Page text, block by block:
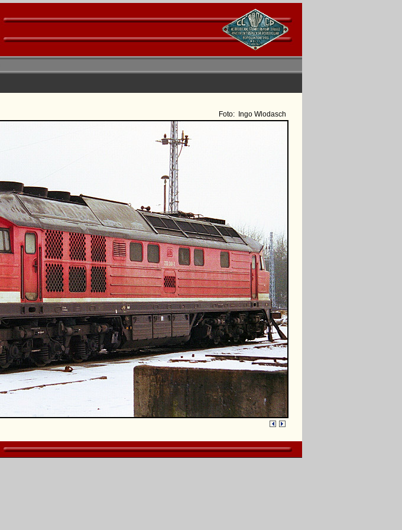
Foto: Ingo Wlodasch